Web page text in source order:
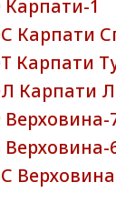
1
Карпати
Карпати
Карпати